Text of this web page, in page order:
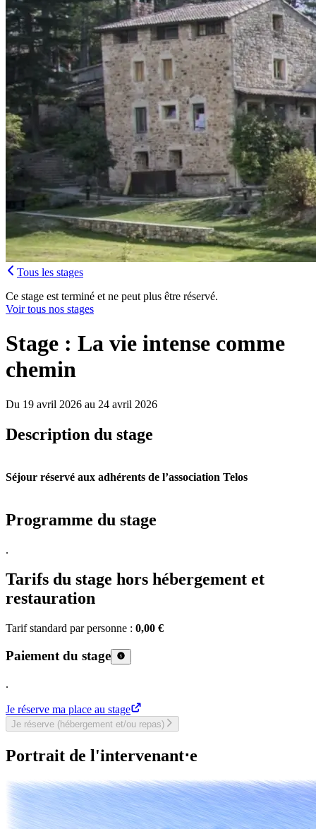
Tous les stages
Ce stage est terminé et ne peut plus être réservé.
Voir tous nos stages
Stage : La vie intense comme
chemin
Du 19 avril 2026 au 24 avril 2026
Description du stage
Séjour réservé aux adhérents de l’association Telos
Programme du stage
.
Tarifs du stage hors hébergement et
restauration
Tarif standard par personne : 0,00 €
Paiement du stage
.
Je réserve ma place au stage
Je réserve (hébergement et/ou repas)
Portrait de l'intervenant⋅e